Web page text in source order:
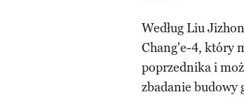
Według Liu
Chang'e-4, który
poprzednika i
zbadanie budowy